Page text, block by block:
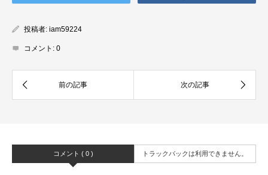
投稿者: iam59224
コメント: 0
コメント ( 0 ) トラックバックは利用できません。